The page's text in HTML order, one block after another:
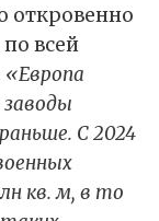
откровенно
всей
«Европа
С 2024
кв. м, в то